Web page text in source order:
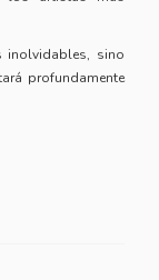
inolvidables, sino
profundamente